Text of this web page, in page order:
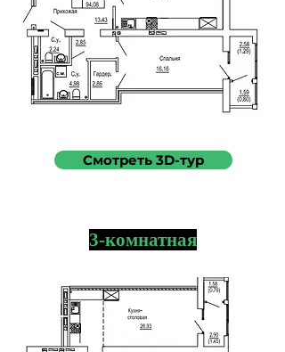
Смотреть 3D-тур
3-комнатная